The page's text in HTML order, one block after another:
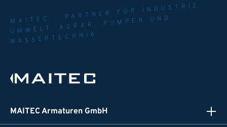
MAITEC - PARTNER FÜR INDUSTRIE.
UMWELT. AGRAR. PUMPEN UND
WASSERTECHNIK
MAITEC Armaturen GmbH